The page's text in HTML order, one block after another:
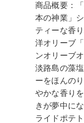
商品概要：
本の神業」
ティーな香
洋オリーブ
ンオリーブ
淡路島の藻
ーをほんの
やかな香り
きが夢中に
ライドポテ